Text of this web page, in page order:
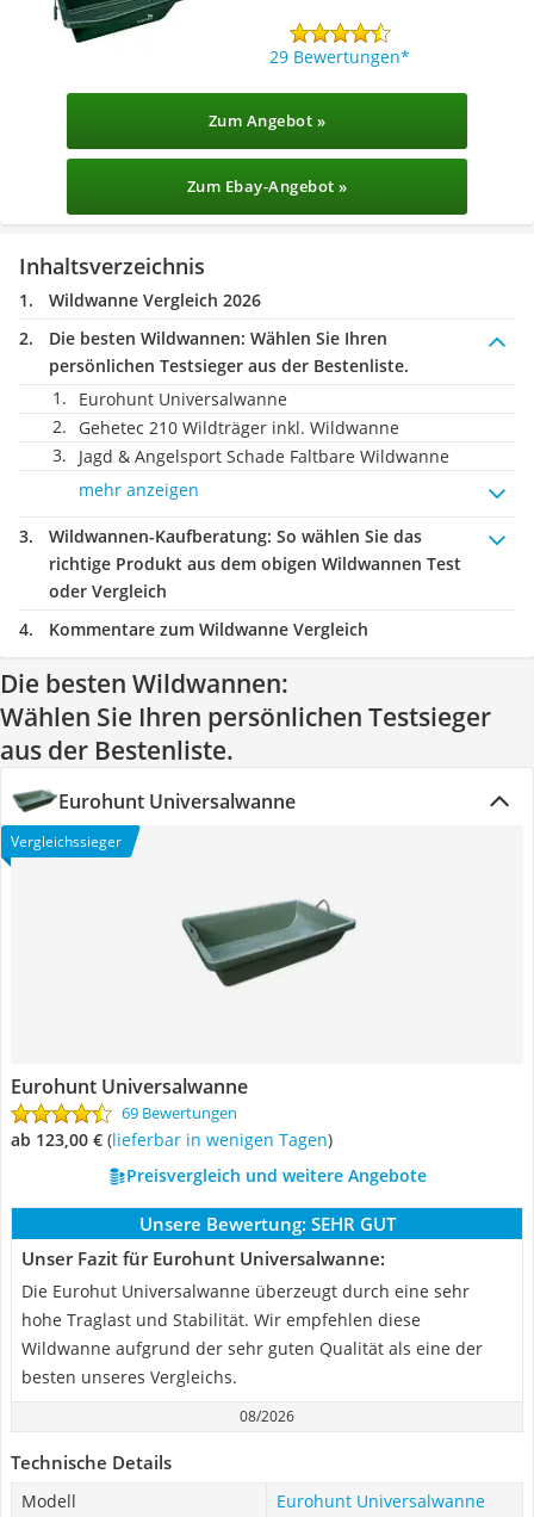
29 Bewertungen
Zum Angebot »
Zum Ebay-Angebot »
Inhaltsverzeichnis
Wildwanne Vergleich 2026
Die besten Wildwannen: Wählen Sie Ihren
persönlichen Testsieger aus der Bestenliste.
Eurohunt Universalwanne
Gehetec 210 Wildträger inkl. Wildwanne
Jagd & Angelsport Schade Faltbare Wildwanne
mehr anzeigen
Wildwannen-Kaufberatung: So wählen Sie das
richtige Produkt aus dem obigen Wildwannen Test
oder Vergleich
Kommentare zum Wildwanne Vergleich
Die besten Wildwannen:
Wählen Sie Ihren persönlichen Testsieger
aus der Bestenliste.
Eurohunt Universalwanne
Vergleichssieger
Eurohunt Universalwanne
69 Bewertungen
ab 123,00 € ( Lieferbar in wenigen Tagen)
Preisvergleich und weitere Angebote
Unsere Bewertung: SEHR GUT
Unser Fazit für Eurohunt Universalwanne:
Die Eurohut Universalwanne überzeugt durch eine sehr
hohe Traglast und Stabilität. Wir empfehlen diese
Wildwanne aufgrund der sehr guten Qualität als eine der
besten unseres Vergleichs.
08/2026
Technische Details
Modell Eurohunt Universalwanne